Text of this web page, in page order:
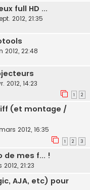
full HD ...
2012, 21:35
2012, 22:48
2012, 14:23
1 2
(et montage /
2012, 16:35
1 2 3
de mes f... !
21:23
AJA, etc) pour